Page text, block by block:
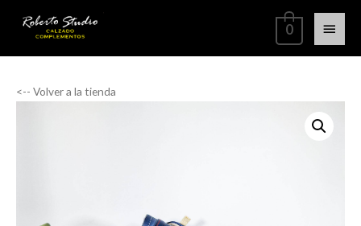
0
<-- Volver a la tienda